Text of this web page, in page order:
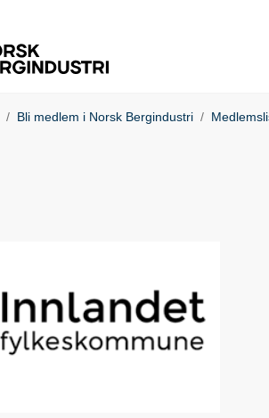
Bli medlem i Norsk Bergindustri